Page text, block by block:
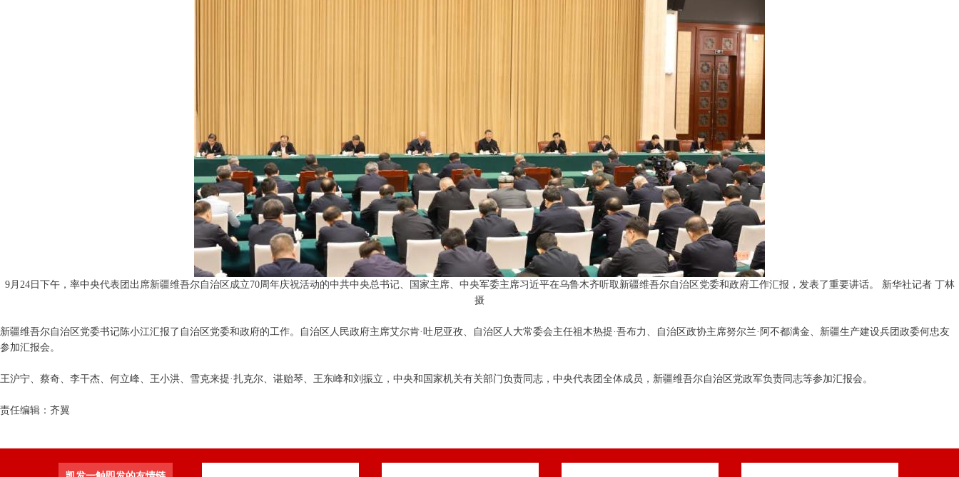
9月24日下午，率中央代表团出席新疆维吾尔自治区成立70周年庆祝活动的中共中央总书记、国家主席、中央军委主席习近平在乌鲁木齐听取新疆维吾尔自治区党委和政府工作汇报，发表了重要讲话。 新华社记者 丁林
摄
新疆维吾尔自治区党委书记陈小江汇报了自治区党委和政府的工作。自治区人民政府主席艾尔肯·吐尼亚孜、自治区人大常委会主任祖木热提·吾布力、自治区政协主席努尔兰·阿不都满金、新疆生产建设兵团政委何忠友
参加汇报会。
王沪宁、蔡奇、李干杰、何立峰、王小洪、雪克来提·扎克尔、谌贻琴、王东峰和刘振立，中央和国家机关有关部门负责同志，中央代表团全体成员，新疆维吾尔自治区党政军负责同志等参加汇报会。
责任编辑：齐翼